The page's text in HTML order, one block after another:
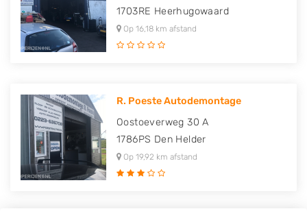
1703RE Heerhugowaard
Op 16,18 km afstand
R. Poeste Autodemontage
Oostoeverweg 30 A
1786PS Den Helder
Op 19,92 km afstand